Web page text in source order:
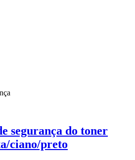
segurança do toner
ciano/preto